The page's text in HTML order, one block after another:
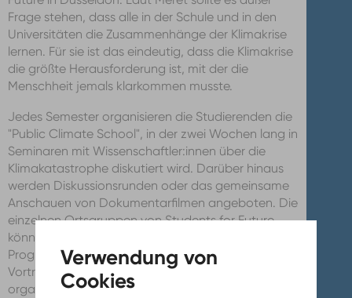
Frage stehen, dass alle in der Schule und in den
Universitäten die Zusammenhänge der Klimakrise
lernen. Für sie ist das eindeutig, dass die Klimakrise
die größte Herausforderung ist, mit der die
Menschheit jemals klarkommen musste.
Jedes Semester organisieren die Studierenden die
"Public Climate School", in der zwei Wochen lang in
Seminaren mit Wissenschaftler:innen über die
Klimakatastrophe diskutiert wird. Darüber hinaus
werden Diskussionsrunden oder das gemeinsame
Anschauen von Dokumentarfilmen angeboten. Die
einzelnen Ortsgruppen von Students for Future
können aus dem bundesweit organisierten Konzept
Programmpunkte auswählen und bei Bedarf selbst
Vorträge vor Ort an den jeweiligen Hochschulen
organisieren.